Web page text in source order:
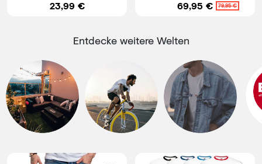
23,99 € 69,95 € 79,95 €
Entdecke weitere Welten